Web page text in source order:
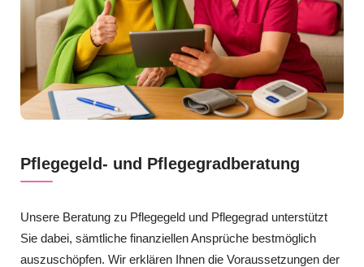
Pflegegeld- und Pflegegradberatung
Unsere Beratung zu Pflegegeld und Pflegegrad unterstützt
Sie dabei, sämtliche finanziellen Ansprüche bestmöglich
auszuschöpfen. Wir erklären Ihnen die Voraussetzungen der